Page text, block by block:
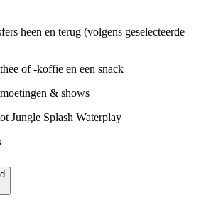
heen en terug (volgens geselecteerde
of -koffie en een snack
& shows
Jungle Splash Waterplay